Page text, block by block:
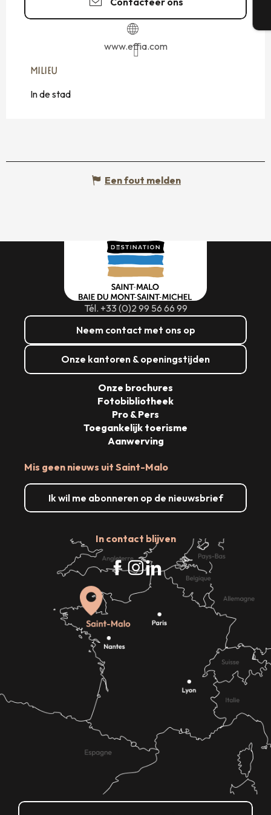
www.effia.com
MILIEU
MILIEU
In de stad
Een fout melden
Tél. +33 (0)2 99 56 66 99
Neem contact met ons op
Onze kantoren & openingstijden
Mis geen nieuws uit Saint-Malo
Ik wil me abonneren op de nieuwsbrief
In contact blijven
Onze brochures
Fotobibliotheek
Pro & Pers
Toegankelijk toerisme
Aanwerving